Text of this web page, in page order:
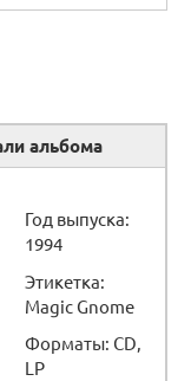
альбома
Год выпуска:
1994
Этикетка:
Magic Gnome
Форматы: CD,
LP